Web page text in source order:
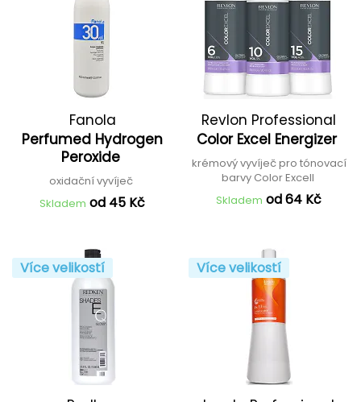
Fanola
Perfumed Hydrogen
Peroxide
oxidační vyvíječ
Skladem od 45 Kč
Revlon Professional
Color Excel Energizer
krémový vyvíječ pro tónovací
barvy Color Excell
Skladem od 64 Kč
Více velikostí Více velikostí